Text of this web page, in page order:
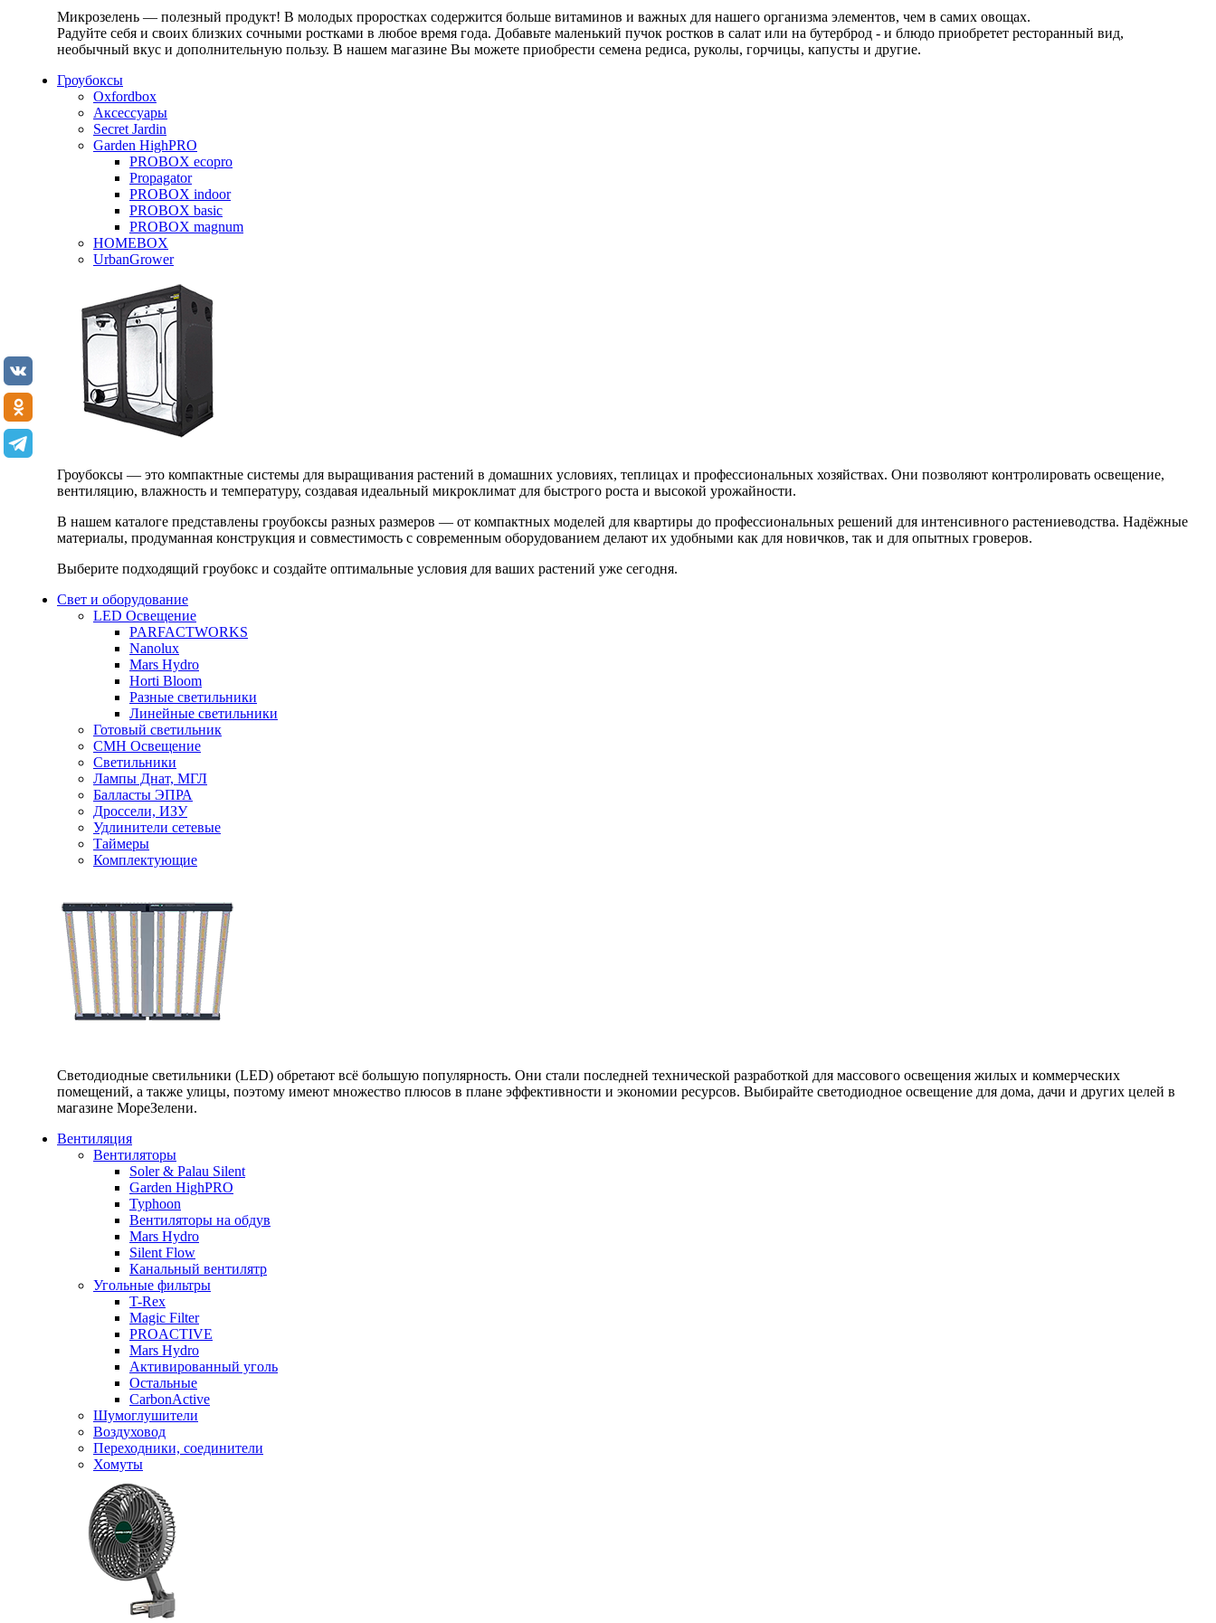
Микрозелень — полезный продукт! В молодых проростках содержится больше витаминов и важных для нашего организма элементов, чем в самих овощах.
Радуйте себя и своих близких сочными ростками в любое время года. Добавьте маленький пучок ростков в салат или на бутерброд - и блюдо приобретет ресторанный вид,
необычный вкус и дополнительную пользу. В нашем магазине Вы можете приобрести семена редиса, руколы, горчицы, капусты и другие.
Гроубоксы
Oxfordbox
Аксессуары
Secret Jardin
Garden HighPRO
PROBOX ecopro
Propagator
PROBOX indoor
PROBOX basic
PROBOX magnum
HOMEBOX
UrbanGrower
Гроубоксы — это компактные системы для выращивания растений в домашних условиях, теплицах и профессиональных хозяйствах. Они позволяют контролировать освещение,
вентиляцию, влажность и температуру, создавая идеальный микроклимат для быстрого роста и высокой урожайности.
В нашем каталоге представлены гроубоксы разных размеров — от компактных моделей для квартиры до профессиональных решений для интенсивного растениеводства. Надёжные
материалы, продуманная конструкция и совместимость с современным оборудованием делают их удобными как для новичков, так и для опытных гроверов.
Выберите подходящий гроубокс и создайте оптимальные условия для ваших растений уже сегодня.
Свет и оборудование
LED Освещение
PARFACTWORKS
Nanolux
Mars Hydro
Horti Bloom
Разные светильники
Линейные светильники
Готовый светильник
CMH Освещение
Светильники
Лампы Днат, МГЛ
Балласты ЭПРА
Дроссели, ИЗУ
Удлинители сетевые
Таймеры
Комплектующие
Светодиодные светильники (LED) обретают всё большую популярность. Они стали последней технической разработкой для массового освещения жилых и коммерческих
помещений, а также улицы, поэтому имеют множество плюсов в плане эффективности и экономии ресурсов. Выбирайте светодиодное освещение для дома, дачи и других целей в
магазине МореЗелени.
Вентиляция
Вентиляторы
Soler & Palau Silent
Garden HighPRO
Typhoon
Вентиляторы на обдув
Mars Hydro
Silent Flow
Канальный вентилятр
Угольные фильтры
T-Rex
Magic Filter
PROACTIVE
Mars Hydro
Активированный уголь
Остальные
CarbonActive
Шумоглушители
Воздуховод
Переходники, соединители
Хомуты